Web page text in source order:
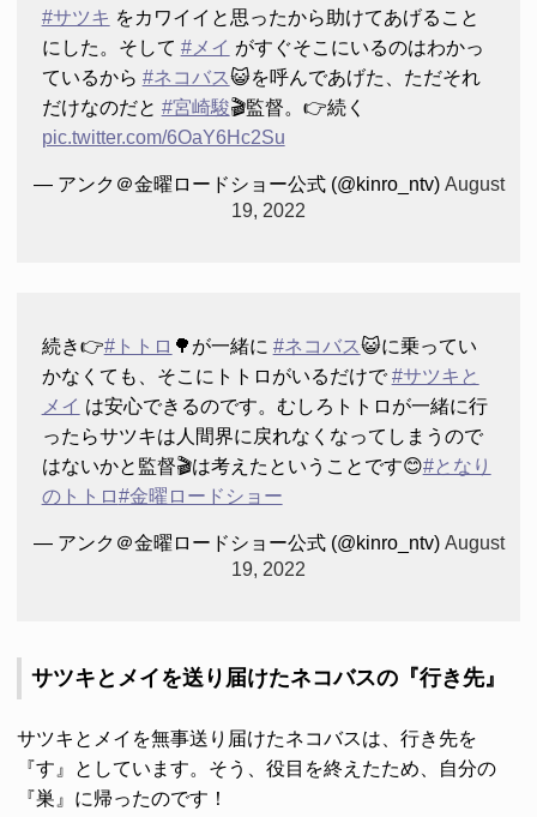
#サツキ をカワイイと思ったから助けてあげること
にした。そして #メイ がすぐそこにいるのはわかっ
ているから #ネコバス😺を呼んであげた、ただそれ
だけなのだと #宮崎駿🎬監督。👉続く
pic.twitter.com/6OaY6Hc2Su
— アンク＠金曜ロードショー公式 (@kinro_ntv) August
19, 2022
続き👉#トトロ 🌳が一緒に #ネコバス😺に乗ってい
かなくても、そこにトトロがいるだけで#サツキと
メイ は安心できるのです。むしろトトロが一緒に行
ったらサツキは人間界に戻れなくなってしまうので
はないかと監督🎬は考えたということです😊#となり
のトトロ#金曜ロードショー
— アンク＠金曜ロードショー公式 (@kinro_ntv) August
19, 2022
サツキとメイを送り届けたネコバスの『行き先』
サツキとメイを無事送り届けたネコバスは、行き先を
『す』としています。そう、役目を終えたため、自分の
『巣』に帰ったのです！